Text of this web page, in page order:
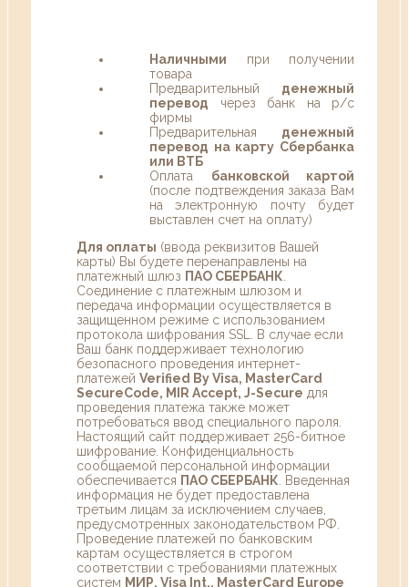
Наличными при получении
товара
Предварительный денежный
перевод через банк на р/с
фирмы
Предварительная денежный
перевод на карту Сбербанка
или ВТБ
Оплата банковской картой
(после подтвеждения заказа Вам
на электронную почту будет
выставлен счет на оплату)
Для оплаты (ввода реквизитов Вашей
карты) Вы будете перенаправлены на
платежный шлюз ПАО СБЕРБАНК
Соединение с платежным шлюзом и
передача информации осуществляется в
защищенном режиме с использованием
протокола шифрования SSL. В случае если
Ваш банк поддерживает технологию
безопасного проведения интернет-
платежей Verified By Visa, MasterCard
SecureCode, MIR Accept, J-Secure для
проведения платежа также может
потребоваться ввод специального пароля.
Настоящий сайт поддерживает 256-битное
шифрование. Конфиденциальность
сообщаемой персональной информации
обеспечивается ПАО СБЕРБАНК . Введенная
информация не будет предоставлена
третьим лицам за исключением случаев,
предусмотренных законодательством РФ.
Проведение платежей по банковским
картам осуществляется в строгом
соответствии с требованиями платежных
систем МИР, Visa Int., MasterCard Europe